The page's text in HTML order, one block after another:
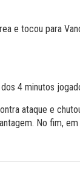
e tocou para
4 minutos
ataque e
No fim,